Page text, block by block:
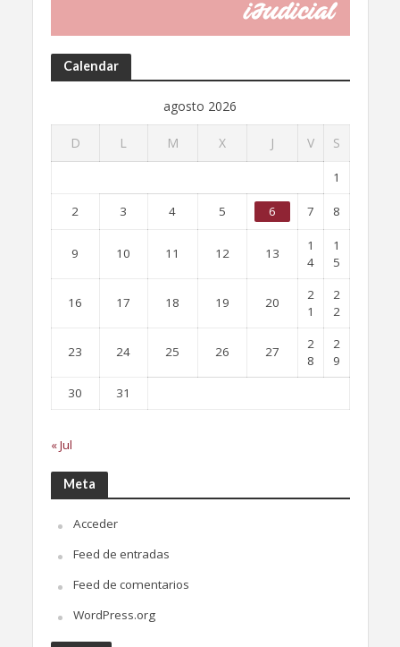
Calendar
agosto 2026
D L M X J V S
1
2 3 4 5 6 7 8
9 10 11 12 13
1
4
1
5
16 17 18 19 20
2
1
2
2
23 24 25 26 27
2
8
2
9
30
31
« Jul
Meta
Acceder
Feed de entradas
Feed de comentarios
WordPress.org